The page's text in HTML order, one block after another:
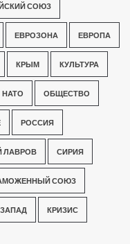
СОЮЗ
ЕВРОЗОНА ЕВРОПА
КРЫМ КУЛЬТУРА
НАТО ОБЩЕСТВО
РОССИЯ
ЛАВРОВ СИРИЯ
СОЮЗ
ЗАПАД КРИЗИС